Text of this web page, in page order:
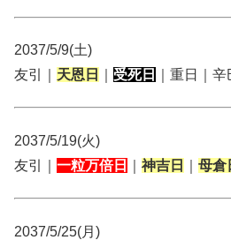
2037/5/9(土)
友引｜ 天恩日 受死日 ｜重日｜
2037/5/19(火)
友引｜ 一粒万倍日 神吉日 母倉
2037/5/25(月)